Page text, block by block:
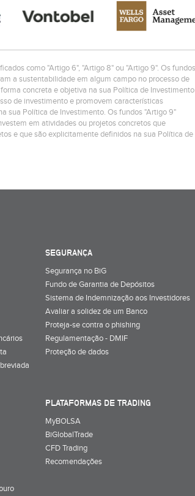
como "Artigo 6", "Artigo 8" ou "Artigo 9". Os fundos
a sustentabilidade em algum campo no processo de
concreta e objetiva na sua Política de
de investimento e promovem características
sua Política de Investimento. Os fundos "Artigo 9"
em atividades ou projetos concretos que
e que são explicitamente definidos na sua Política de
SEGURANÇA
Segurança no BiG
Fundo de Garantia de Depósitos
Sistema de Indemnização aos Investidores
Avaliar a solidez de um Banco
Proteja-se contra o phishing
Regulamentação - DMIF
Proteção de dados
PLATAFORMAS DE TRADING
MyBOLSA
BiGlobalTrade
CFD Trading
Recomendações